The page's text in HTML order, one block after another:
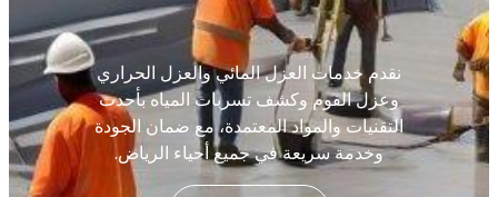
نقدم خدمات العزل المائي والعزل الحراري
وعزل الفوم وكشف تسربات المياه بأحدث
التقنيات والمواد المعتمدة، مع ضمان الجودة
وخدمة سريعة في جميع أحياء الرياض.